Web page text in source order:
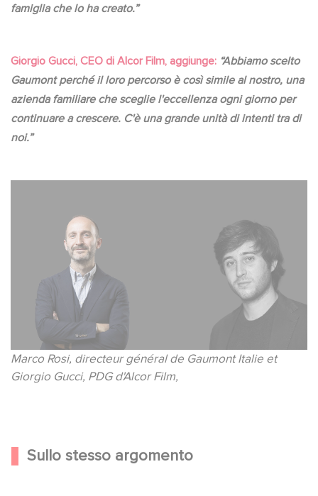
famiglia che lo ha creato.”
Giorgio Gucci, CEO di Alcor Film, aggiunge: “Abbiamo scelto
Gaumont perché il loro percorso è così simile al nostro, una
azienda familiare che sceglie l'eccellenza ogni giorno per
continuare a crescere. C'è una grande unità di intenti tra di
noi.”
Marco Rosi, directeur général de Gaumont Italie et
Giorgio Gucci, PDG d'Alcor Film,
Sullo stesso argomento